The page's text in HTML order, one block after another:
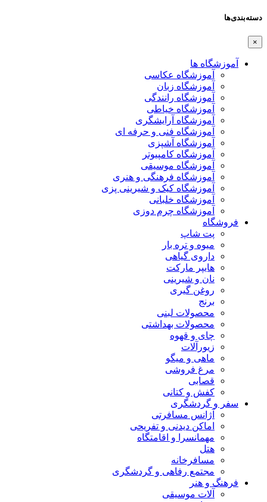
دسته‌بندی‌ها
×
آموزشگاه ها
آموزشگاه عکاسی
آموزشگاه زبان
آموزشگاه رانندگی
آموزشگاه خیاطی
آموزشگاه آرایشگری
آموزشگاه فنی و حرفه ای
آموزشگاه آشپزی
آموزشگاه کامپیوتر
آموزشگاه موسیقی
آموزشگاه فرهنگی و هنری
آموزشگاه کیک و شیرینی پزی
آموزشگاه خلبانی
آموزشگاه چرم دوزی
فروشگاه
پت شاپ
میوه و تره بار
داروی گیاهی
هایپر مارکت
نان و شیرینی
روغن گیری
برنج
محصولات لبنی
محصولات بهداشتی
چای و قهوه
زیورآلات
ماهی و میگو
مرغ فروشی
قصابی
کفش و کتانی
سفر و گردشگری
آژانس مسافرتی
اماکن دیدنی و تفریحی
مهمانسرا و اقامتگاه
هتل
مسافرخانه
مجتمع رفاهی و گردشگری
فرهنگ و هنر
آلات موسیقی